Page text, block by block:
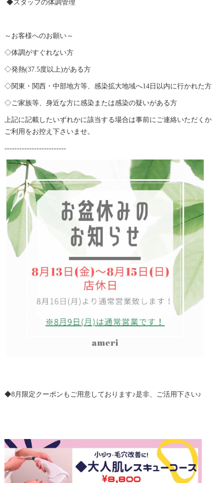
◆スタッフの体調管理
～お客様へのお願い～
◇体調がすぐれない方
◇発熱(37.5度以上)がある方
◇関東・関西・中部地方等、感染拡大地域へ14日以内に行かれた方
◇ご家族等、身近な方に感染または感染の疑いがある方
上記に記載したいずれかに該当する場合は事前にご連絡いただくか
ご利用をお控え下さいませ。
-------------------------
◆8月限定クーポンもご用意しております♪是非、ご活用下さい♪